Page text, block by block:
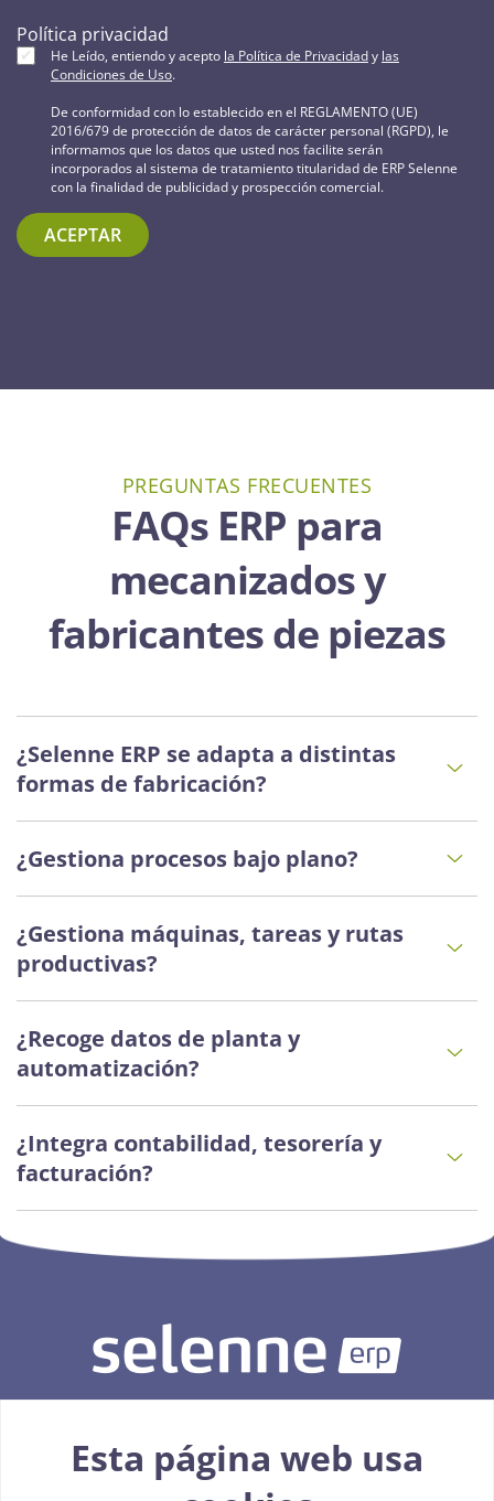
Política privacidad
He Leído, entiendo y acepto la Política de Privacidady las
Condiciones de Uso.
De conformidad con lo establecido en el REGLAMENTO (UE)
2016/679 de protección de datos de carácter personal (RGPD), le
informamos que los datos que usted nos facilite serán
incorporados al sistema de tratamiento titularidad de ERP Selenne
con la finalidad de publicidad y prospección comercial.
ACEPTAR
PREGUNTAS FRECUENTES
FAQs ERP para
mecanizados y
fabricantes de piezas
¿Selenne ERP se adapta a distintas
formas de fabricación?
¿Gestiona procesos bajo plano?
¿Gestiona máquinas, tareas y rutas
productivas?
¿Recoge datos de planta y
automatización?
¿Integra contabilidad, tesorería y
facturación?
926 093 015Esta página web usa